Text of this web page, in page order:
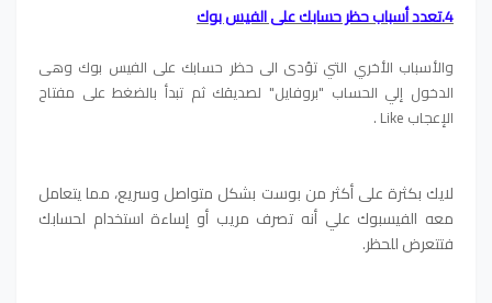
4.تعدد أسباب حظر حسابك على الفيس بوك
والأسباب الأخري التي تؤدى الى حظر حسابك على الفيس بوك وهى
الدخول إلي الحساب "بروفايل" لصديقك ثم تبدأ بالضغط على مفتاح
الإعجاب Like .
لايك بكثرة على أكثر من بوست بشكل متواصل وسريع،مما يتعامل
معه الفيسبوك علي أنه تصرف مريب أو إساءة استخدام لحسابك
فتتعرض للحظر.